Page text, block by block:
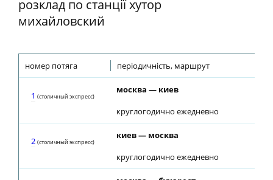
розклад по станції хутор
михайловский
номер потяга періодичність, маршрут
1 (столичный экспресс)
москва — киев
круглогодично ежедневно
2 (столичный экспресс)
киев — москва
круглогодично ежедневно